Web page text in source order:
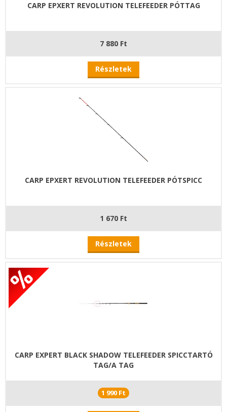
CARP EPXERT REVOLUTION TELEFEEDER PÓTTAG
7 880 Ft
Részletek
CARP EPXERT REVOLUTION TELEFEEDER PÓTSPICC
1 670 Ft
Részletek
CARP EXPERT BLACK SHADOW TELEFEEDER SPICCTARTÓ
TAG/A TAG
1 990 Ft